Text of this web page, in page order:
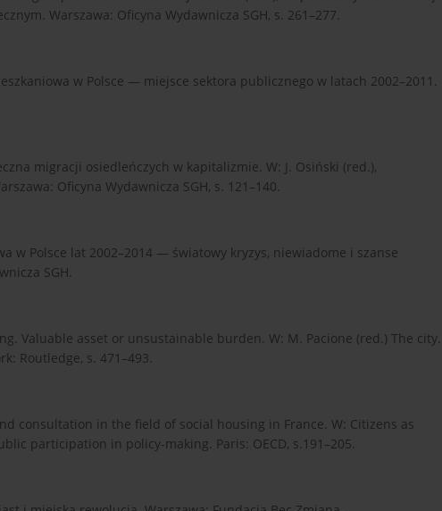
Warszawa: Oficyna Wydawnicza SGH, s. 261–277.
w Polsce — miejsce sektora publicznego w latach 2002–2011.
migracji osiedleńczych w kapitalizmie. W: J. Osiński (red.),
Oficyna Wydawnicza SGH, s. 121–140.
w Polsce lat 2002–2014 — światowy kryzys, niewiadome i szanse
SGH.
Valuable asset or unsustainable burden. W: M. Pacione (red.) The city.
Routledge, s. 471–493.
consultation in the field of social housing in France. W: Citizens as
participation in policy-making. Paris: OECD, s.191–205.